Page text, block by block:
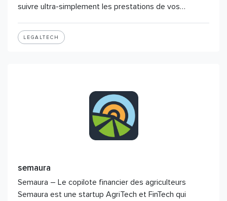
suivre ultra-simplement les prestations de vos…
LEGALTECH
semaura
Semaura – Le copilote financier des agriculteurs
Semaura est une startup AgriTech et FinTech qui